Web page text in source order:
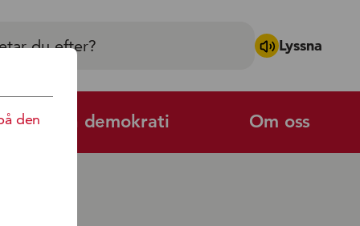
Lyssna
och demokrati Om oss
den